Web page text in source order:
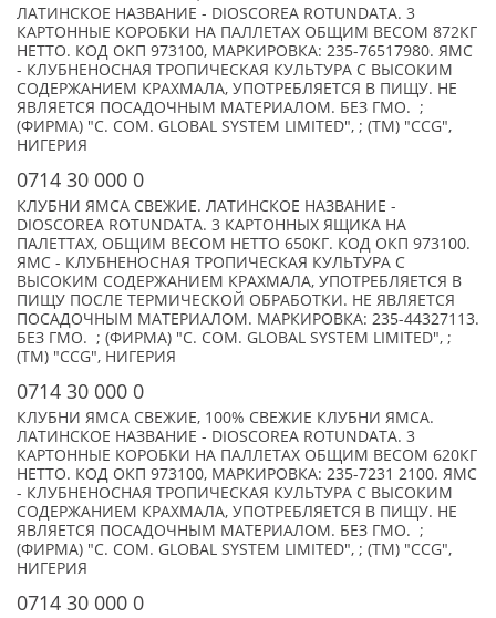
ЛАТИНСКОЕ НАЗВАНИЕ - DIOSCOREA ROTUNDATA. 3
КАРТОННЫЕ КОРОБКИ НА ПАЛЛЕТАХ ОБЩИМ ВЕСОМ 872КГ
НЕТТО. КОД ОКП 973100, МАРКИРОВКА: 235-76517980. ЯМС
- КЛУБНЕНОСНАЯ ТРОПИЧЕСКАЯ КУЛЬТУРА С ВЫСОКИМ
СОДЕРЖАНИЕМ КРАХМАЛА, УПОТРЕБЛЯЕТСЯ В ПИЩУ. НЕ
ЯВЛЯЕТСЯ ПОСАДОЧНЫМ МАТЕРИАЛОМ. БЕЗ ГМО. ;
(ФИРМА) "C. COM. GLOBAL SYSTEM LIMITED", ; (TM) "CCG",
НИГЕРИЯ
0714 30 000 0
КЛУБНИ ЯМСА СВЕЖИЕ. ЛАТИНСКОЕ НАЗВАНИЕ -
DIOSCOREA ROTUNDATA. 3 КАРТОННЫХ ЯЩИКА НА
ПАЛЕТТАХ, ОБЩИМ ВЕСОМ НЕТТО 650КГ. КОД ОКП 973100.
ЯМС - КЛУБНЕНОСНАЯ ТРОПИЧЕСКАЯ КУЛЬТУРА С
ВЫСОКИМ СОДЕРЖАНИЕМ КРАХМАЛА, УПОТРЕБЛЯЕТСЯ В
ПИЩУ ПОСЛЕ ТЕРМИЧЕСКОЙ ОБРАБОТКИ. НЕ ЯВЛЯЕТСЯ
ПОСАДОЧНЫМ МАТЕРИАЛОМ. МАРКИРОВКА: 235-44327113.
БЕЗ ГМО. ; (ФИРМА) "C. COM. GLOBAL SYSTEM LIMITED", ;
(TM) "CCG", НИГЕРИЯ
0714 30 000 0
КЛУБНИ ЯМСА СВЕЖИЕ, 100% СВЕЖИЕ КЛУБНИ ЯМСА.
ЛАТИНСКОЕ НАЗВАНИЕ - DIOSCOREA ROTUNDATA. 3
КАРТОННЫЕ КОРОБКИ НА ПАЛЛЕТАХ ОБЩИМ ВЕСОМ 620КГ
НЕТТО. КОД ОКП 973100, МАРКИРОВКА: 235-7231 2100. ЯМС
- КЛУБНЕНОСНАЯ ТРОПИЧЕСКАЯ КУЛЬТУРА С ВЫСОКИМ
СОДЕРЖАНИЕМ КРАХМАЛА, УПОТРЕБЛЯЕТСЯ В ПИЩУ. НЕ
ЯВЛЯЕТСЯ ПОСАДОЧНЫМ МАТЕРИАЛОМ. БЕЗ ГМО. ;
(ФИРМА) "C. COM. GLOBAL SYSTEM LIMITED", ; (TM) "CCG",
НИГЕРИЯ
0714 30 000 0